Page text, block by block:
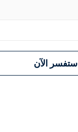
استفسر الآن